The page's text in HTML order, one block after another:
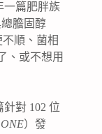
一篇肥胖族
膽固醇
順、菌相
、或不想用
對 102 位
）發